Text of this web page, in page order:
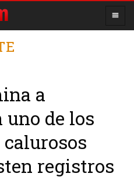
a
de los
registros